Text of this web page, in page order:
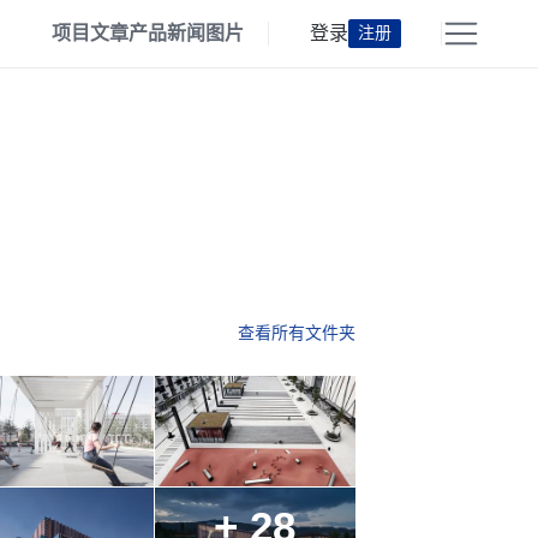
项目文章产品新闻 图片 登录 注册
查看所有文件夹
+ 28